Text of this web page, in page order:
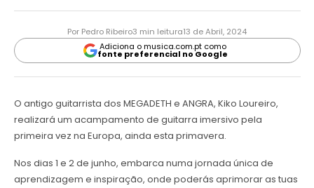
Por Pedro Ribeiro3 min leitura13 de Abril, 2024
Adiciona o musica.com.pt como
fonte preferencial no Google
O antigo guitarrista dos MEGADETH e ANGRA, Kiko Loureiro,
realizará um acampamento de guitarra imersivo pela
primeira vez na Europa, ainda esta primavera.
Nos dias 1 e 2 de junho, embarca numa jornada única de
aprendizagem e inspiração, onde poderás aprimorar as tuas